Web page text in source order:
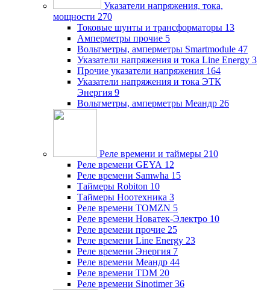
Указатели напряжения, тока,
мощности 270
Токовые шунты и трансформаторы 13
Амперметры прочие 5
Вольтметры, амперметры Smartmodule 47
Указатели напряжения и тока Line Energy 3
Прочие указатели напряжения 164
Указатели напряжения и тока ЭТК
Энергия 9
Вольтметры, амперметры Меандр 26
Реле времени и таймеры 210
Реле времени GEYA 12
Реле времени Samwha 15
Таймеры Robiton 10
Таймеры Ноотехника 3
Реле времени TOMZN 5
Реле времени Новатек-Электро 10
Реле времени прочие 25
Реле времени Line Energy 23
Реле времени Энергия 7
Реле времени Меандр 44
Реле времени TDM 20
Реле времени Sinotimer 36